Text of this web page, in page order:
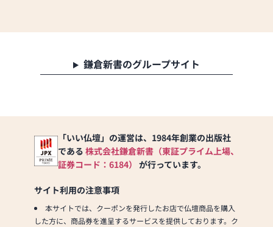
鎌倉新書のグループサイト
「いい仏壇」の運営は、1984年創業の出版社
である 株式会社鎌倉新書（東証プライム上場、
証券コード：6184） が行っています。
サイト利用の注意事項
本サイトでは、クーポンを発行したお店で仏壇商品を購入
した方に、商品券を進呈するサービスを提供しております。ク